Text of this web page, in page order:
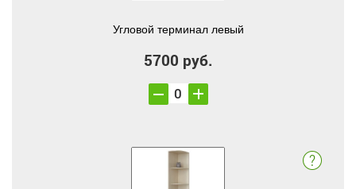
Угловой терминал левый
5700 руб.